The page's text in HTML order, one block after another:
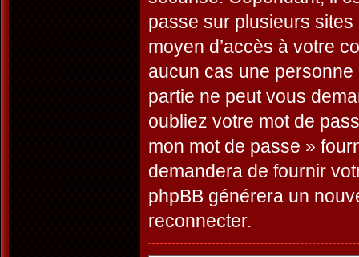
passe sur plusieurs
moyen d’accès à votre
aucun cas une
partie ne peut vous
oubliez votre mot de
mon mot de passe »
demandera de fournir
phpBB générera un
reconnecter.